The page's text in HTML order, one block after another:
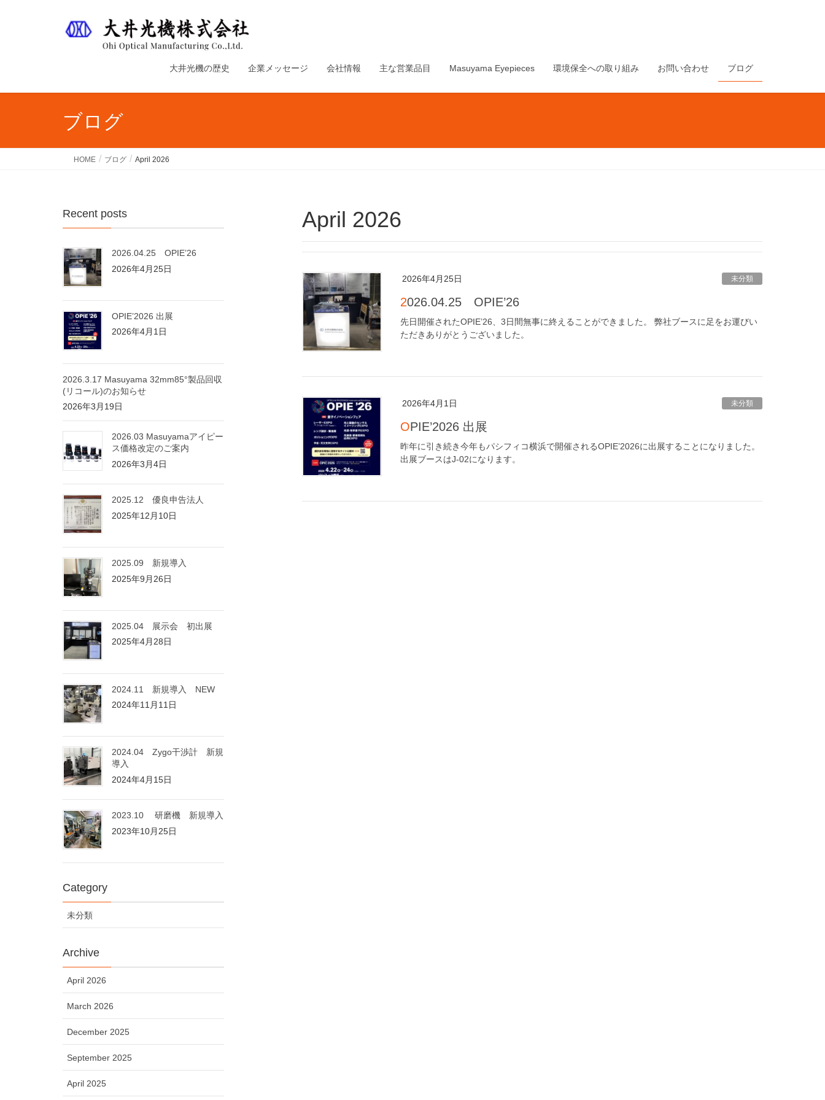
大井光機の歴史 企業メッセージ 会社情報 主な営業品目 Masuyama Eyepieces 環境保全への取り組み お問い合わせ ブログ
ブログ
HOME ブログ April 2026
April 2026
2026年4月25日 未分類
2026.04.25 OPIE’26
先日開催されたOPIE’26、3日間無事に終えることができました。 弊社ブースに足をお運びい
ただきありがとうございました。
2026年4月1日 未分類
OPIE’2026 出展
昨年に引き続き今年もパシフィコ横浜で開催されるOPIE’2026に出展することになりました。
出展ブースはJ-02になります。
Recent posts
2026.04.25 OPIE’26
2026年4月25日
OPIE’2026 出展
2026年4月1日
2026.3.17 Masuyama 32mm85°製品回収
(リコール)のお知らせ
2026年3月19日
2026.03 Masuyamaアイピー
ス価格改定のご案内
2026年3月4日
2025.12 優良申告法人
2025年12月10日
2025.09 新規導入
2025年9月26日
2025.04 展示会 初出展
2025年4月28日
2024.11 新規導入 NEW
2024年11月11日
2024.04 Zygo干渉計 新規
導入
2024年4月15日
2023.10 研磨機 新規導入
2023年10月25日
Category
未分類
Archive
April 2026
March 2026
December 2025
September 2025
April 2025